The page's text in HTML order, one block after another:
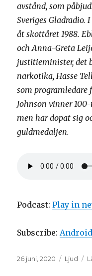
avstånd, som
Sveriges Gladradio.
åt skottåret 1988.
och Anna-Greta
justitieminister, det
narkotika, Hasse
som programledare
Johnson vinner
men har dopat sig
guldmedaljen.
Podcast:Play in
Subscribe: Android
Postat
26 juni, 2020 Format
Ljud